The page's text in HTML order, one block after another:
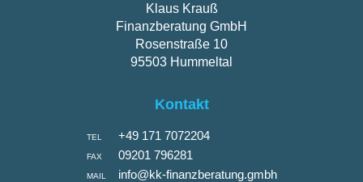
Klaus Krauß
Finanzberatung GmbH
Rosenstraße 10
95503 Hummeltal
Kontakt
TEL +49 171 7072204
FAX 09201 796281
MAIL info@kk-finanzberatung.gmbh